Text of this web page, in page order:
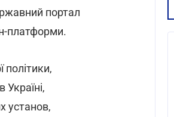
портал
платформи.
політики,
установ,